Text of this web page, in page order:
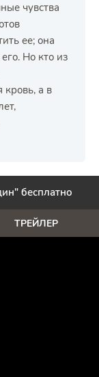
чувства
ее; она
Но кто из
кровь, а в
бесплатно
ТРЕЙЛЕР